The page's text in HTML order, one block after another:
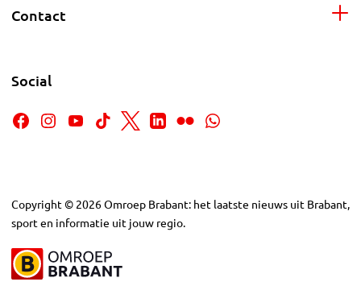
Contact
Social
Copyright © 2026Omroep Brabant: het laatste nieuws uit Brabant,
sport en informatie uit jouw regio.